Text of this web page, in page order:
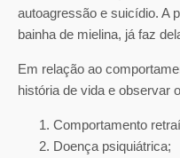
autoagressão e suicídio. A
bainha de mielina, já faz
Em relação ao
história de vida e observar
Comportamento
Doença psiquiátrica;